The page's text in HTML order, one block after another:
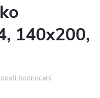
140x200,
hodnocení